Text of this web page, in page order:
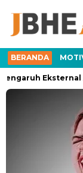
BERANDA
Eksternal